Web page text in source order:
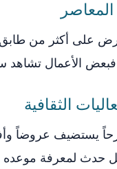
على أكثر من
الأعمال تشاهد
الثقافية
يستضيف عروضاً
حدث لمعرفة